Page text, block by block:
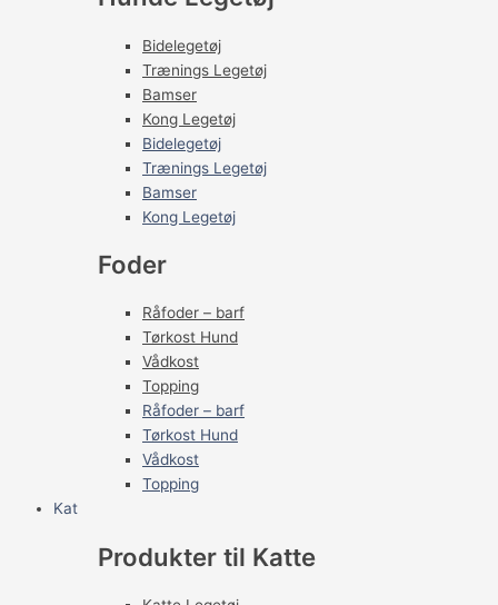
Bidelegetøj
Trænings Legetøj
Bamser
Kong Legetøj
Bidelegetøj
Trænings Legetøj
Bamser
Kong Legetøj
Foder
Råfoder – barf
Tørkost Hund
Vådkost
Topping
Råfoder – barf
Tørkost Hund
Vådkost
Topping
Kat
Produkter til Katte